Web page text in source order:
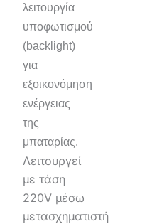
λειτουργία
υποφωτισμού
(backlight)
για
εξοικονόμηση
ενέργειας
της
μπαταρίας.
Λειτουργεί
με τάση
220V μέσω
μετασχηματιστή